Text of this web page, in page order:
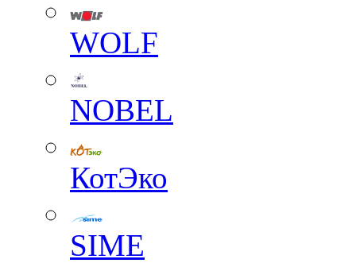
WOLF
NOBEL
КотЭко
SIME